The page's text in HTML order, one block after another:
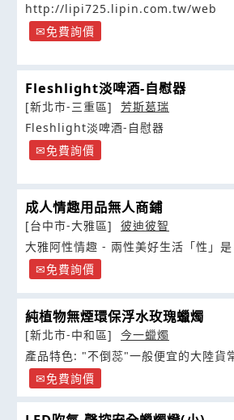
http://lipi725.lipin.com.tw/web
免費詢價
Fleshlight淡啤酒-自慰器
[新北市-三重區]
芳斯葛瑞
Fleshlight淡啤酒-自慰器
免費詢價
成人情趣用品無人商鋪
[台中市-大雅區]
彼迪彼智
大雅阿性情趣 - 兩性美好生活「性」
免費詢價
純植物無煙環保浮水玫瑰蠟燭
[新北市-中和區]
今一蠟燭
產品特色: "不倒蕊"一般便宜的大陸貨
免費詢價